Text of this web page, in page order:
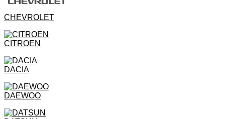
CHEVROLET
CITROEN
DACIA
DAEWOO